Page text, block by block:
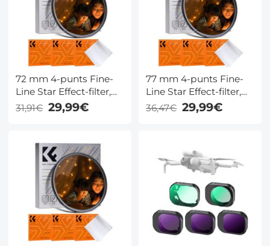
72 mm 4-punts Fine-
Line Star Effect-filter,
Cine & Dreamlike
Special-filter, 18-laags
met 3
stofzuigerdoeken -
Nano-Klear-serie
31,91€ 29,99€
77 mm 4-punts Fine-
Line Star Effect-filter,
Cine & Dreamlike
Special-filter, 18-laags
stofzuigerdoeken -
Nano-Klear-serie
36,47€ 29,99€